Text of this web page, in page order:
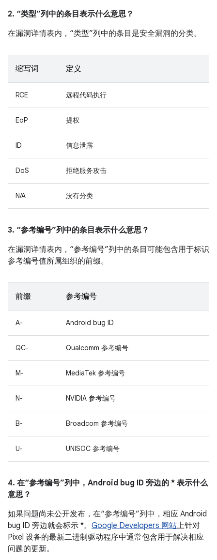
2. “类型”列中的条目表示什么意思？
在漏洞详情表内，“类型”列中的条目是安全漏洞的分类。
缩写词 定义
RCE 远程代码执行
EoP 提权
ID 信息泄露
DoS 拒绝服务攻击
N/A 没有分类
3. “参考编号”列中的条目表示什么意思？
在漏洞详情表内，“参考编号”列中的条目可能包含用于标识
参考编号值所属组织的前缀。
前缀 参考编号
A- Android bug ID
QC- Qualcomm 参考编号
M- MediaTek 参考编号
N- NVIDIA 参考编号
B- Broadcom 参考编号
U- UNISOC 参考编号
4. 在“参考编号”列中，Android bug ID 旁边的 * 表示什么
意思？
如果问题尚未公开发布，在“参考编号”列中，相应 Android
bug ID 旁边就会标示 *。 Google Developers 网站上针对
Pixel 设备的最新二进制驱动程序中通常包含用于解决相应
问题的更新。